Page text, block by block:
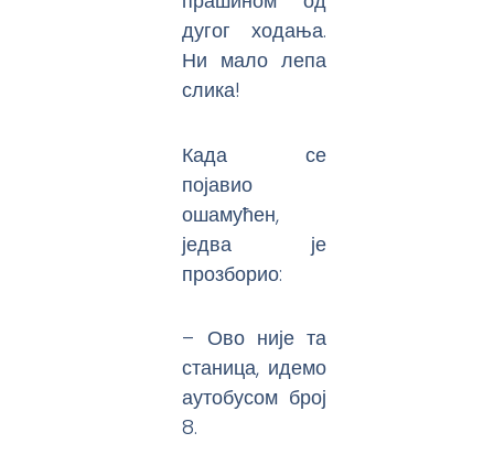
дугог ходања.
Ни мало лепа
слика!
Када се
појавио
ошамућен,
једва је
прозборио:
– Ово није та
станица, идемо
аутобусом број
8.